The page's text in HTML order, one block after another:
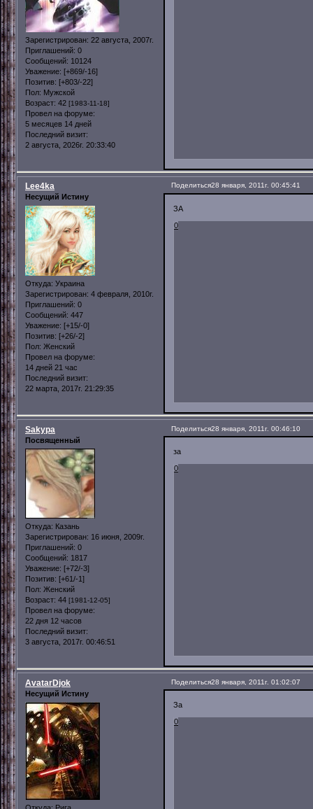
Зарегистрирован: 22 августа, 2007г.
Приглашений: 0
Сообщений: 10124
Уважение: [+869/-16]
Позитив: [+803/-22]
Пол: Мужской
Возраст: 42 [1983-11-18]
Провел на форуме:
5 месяцев 14 дней
Последний визит:
2 августа, 2026г. 20:33:40
Поделиться28 января, 2011г. 00:45:41
Lee4ka
Несущий Истину
Откуда: Украина
Зарегистрирован: 4 февраля, 2010г.
Приглашений: 0
Сообщений: 447
Уважение: [+15/-0]
Позитив: [+26/-2]
Пол: Женский
Провел на форуме:
14 дней 21 час
Последний визит:
22 марта, 2017г. 21:29:35
ЗА
0
Поделиться28 января, 2011г. 00:46:10
Sakypa
Посвященный
Откуда: Казань
Зарегистрирован: 16 июня, 2009г.
Приглашений: 0
Сообщений: 1817
Уважение: [+72/-3]
Позитив: [+61/-1]
Пол: Женский
Возраст: 44 [1981-12-05]
Провел на форуме:
22 дня 12 часов
Последний визит:
3 августа, 2017г. 00:46:51
за
0
Поделиться28 января, 2011г. 01:02:07
AvatarDjok
Несущий Истину
За
0